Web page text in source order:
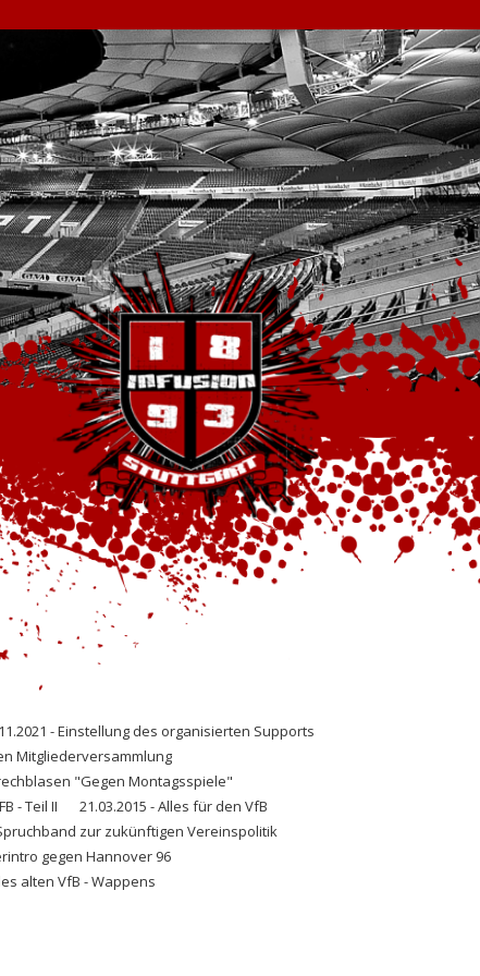
- Einstellung des organisierten Supports
Mitgliederversammlung
"Gegen Montagsspiele"
- Teil II
21.03.2015 - Alles für den VfB
zur zukünftigen Vereinspolitik
gegen Hannover 96
alten VfB - Wappens